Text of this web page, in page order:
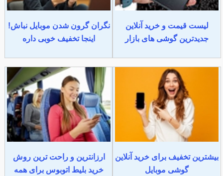
لیست قیمت و خرید آنلاین
جدیدترین گوشی های بازار
نگران گرون شدن موبایل نباش!
اینجا تخفیف خوبی داره
بیشترین تخفیف برای خرید آنلاین
گوشی موبایل
ارزانترین و راحت ترین روش
خرید بلیط اتوبوس برای همه